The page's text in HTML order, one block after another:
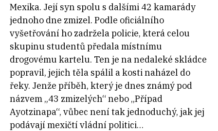
Mexika. Její syn spolu s dalšími 42 kamarády
jednoho dne zmizel. Podle oficiálního
vyšetřování ho zadržela policie, která celou
skupinu studentů předala místnímu
drogovému kartelu. Ten je na nedaleké skládce
popravil, jejich těla spálil a kosti naházel do
řeky. Jenže příběh, který je dnes známý pod
názvem „43 zmizelých“ nebo „Případ
Ayotzinapa“, vůbec není tak jednoduchý, jak jej
podávají mexičtí vládní politici…